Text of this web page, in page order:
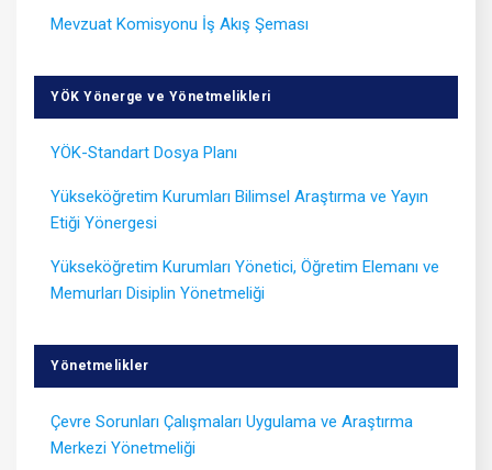
Mevzuat Komisyonu İş Akış Şeması
YÖK Yönerge ve Yönetmelikleri
YÖK-Standart Dosya Planı
Yükseköğretim Kurumları Bilimsel Araştırma ve Yayın
Etiği Yönergesi
Yükseköğretim Kurumları Yönetici, Öğretim Elemanı ve
Memurları Disiplin Yönetmeliği
Yönetmelikler
Çevre Sorunları Çalışmaları Uygulama ve Araştırma
Merkezi Yönetmeliği